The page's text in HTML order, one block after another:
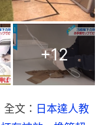
+12
文： 日本達人教